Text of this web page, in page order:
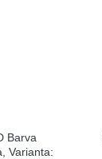
Barva
Varianta: